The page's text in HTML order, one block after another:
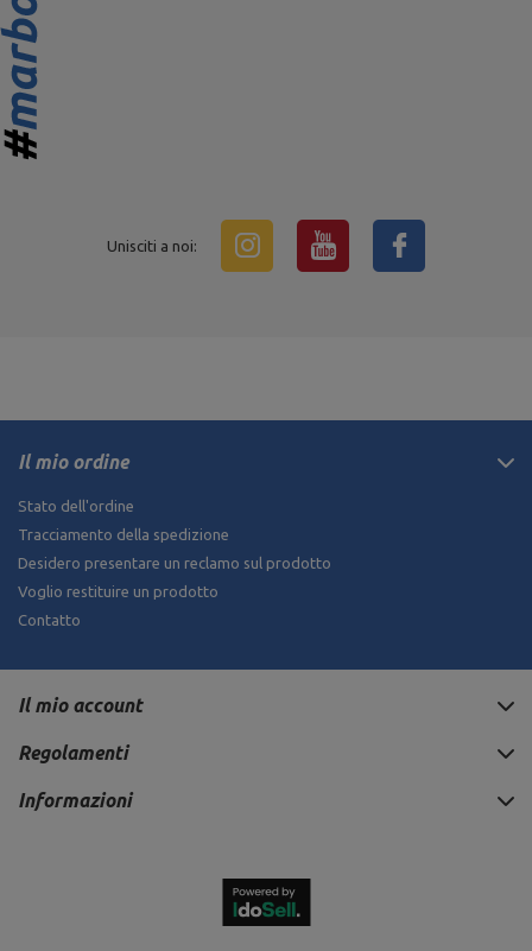
Unisciti a noi:
Il mio ordine
Stato dell'ordine
Tracciamento della spedizione
Desidero presentare un reclamo sul prodotto
Voglio restituire un prodotto
Contatto
Il mio account
Regolamenti
Informazioni